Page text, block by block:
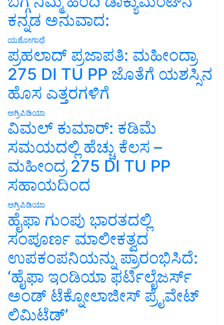
ಕನ್ನಡ ಅನುವಾದ:
ಯಶೋಗಾಥೆ
ಪ್ರಹಲಾದ್ ಪ್ರಜಾಪತಿ: ಮಹೀಂದ್ರಾ
275 DI TU PP ಜೊತೆಗೆ ಯಶಸ್ಸಿನ
ಹೊಸ ಎತ್ತರಗಳಿಗೆ
ಅಗ್ರಿಪಿಡಿಯಾ
ವಿಮಲ್ ಕುಮಾರ್: ಕಡಿಮೆ
ಸಮಯದಲ್ಲಿ ಹೆಚ್ಚು ಕೆಲಸ –
ಮಹೀಂದ್ರ 275 DI TU PP
ಸಹಾಯದಿಂದ
ಅಗ್ರಿಪಿಡಿಯಾ
ಹೈಫಾ ಗುಂಪು ಭಾರತದಲ್ಲಿ
ಸಂಪೂರ್ಣ ಮಾಲೀಕತ್ವದ
ಉಪಕಂಪನಿಯನ್ನು ಪ್ರಾರಂಭಿಸಿದೆ:
‘ಹೈಫಾ ಇಂಡಿಯಾ ಫರ್ಟಿಲೈಜರ್ಸ್
ಅಂಡ್ ಟೆಕ್ನೋಲಾಜೀಸ್ ಪ್ರೈವೇಟ್
ಲಿಮಿಟೆಡ್’